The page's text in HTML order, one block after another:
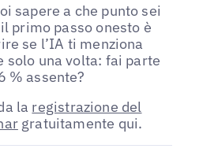
sapere a che punto sei
primo passo onesto è
se l’IA ti menziona
solo una volta: fai parte
% assente?
la registrazione del
gratuitamente qui.